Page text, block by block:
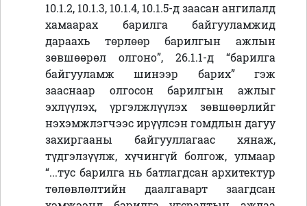
10.1.2, 10.1.3, 10.1.4, 10.1.5-д заасан ангилалд
хамаарах барилга байгууламжид
дараахь төрлөөр барилгын ажлын
зөвшөөрөл олгоно”, 26.1.1-д “барилга
байгууламж шинээр барих” гэж
зааснаар олгосон барилгын ажлыг
эхлүүлэх, үргэлжлүүлэх зөвшөөрлийг
нэхэмжлэгчээс ирүүлсэн гомдлын дагуу
захиргааны байгууллагаас хянаж,
түдгэлзүүлж, хүчингүй болгож, улмаар
“...тус барилга нь батлагдсан архитектур
төлөвлөлтийн даалгаварт заагдсан